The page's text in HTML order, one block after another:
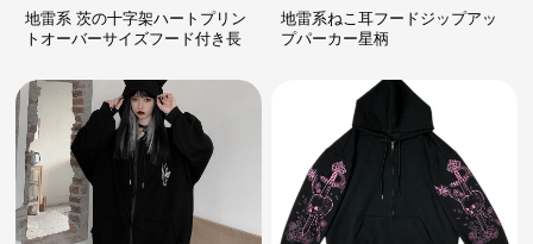
地雷系 茨の十字架ハートプリン
トオーバーサイズフード付き長
地雷系ねこ耳フードジップアッ
プパーカー星柄